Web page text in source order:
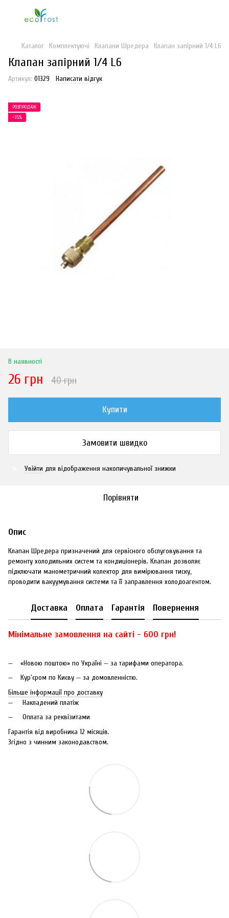
Каталог Комплектуючі Клапани Шредера Клапан запірний 1/4 L6
Клапан запірний 1/4 L6
Артикул: 01329 Написати відгук
РОЗПРОДАЖ
−35%
В наявності
26 грн 40 грн
Купити
Замовити швидко
Увійти для відображення накопичувальної знижки
Порівняти
Опис
Клапан Шредера призначений для сервісного обслуговування та
ремонту холодильних систем та кондиціонерів. Клапан дозволяє
підключати манометричний колектор для вимірювання тиску,
проводити вакуумування системи та її заправлення холодоагентом.
Доставка Оплата Гарантія Повернення
Мінімальне замовлення на сайті - 600 грн!
«Новою поштою» по Україні — за тарифами оператора.
Кур'єром по Києву — за домовленністю.
Більше інформації про доставку
Накладений платіж
Оплата за реквізитами
Гарантія від виробника 12 місяців.
Згідно з чинним законодавством.